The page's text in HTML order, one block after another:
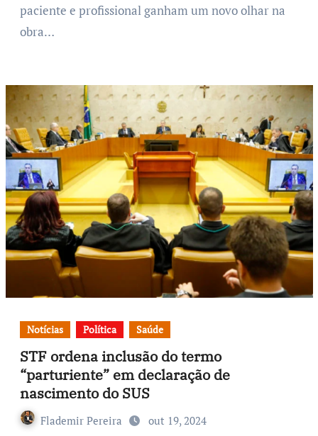
paciente e profissional ganham um novo olhar na
obra…
Notícias Política Saúde
STF ordena inclusão do termo
“parturiente” em declaração de
nascimento do SUS
Flademir Pereira out 19, 2024